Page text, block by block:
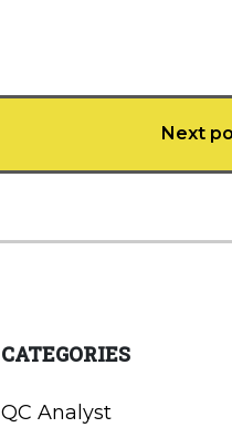
Next
CATEGORIES
QC Analyst